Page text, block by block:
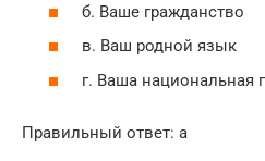
б. Ваше гражданство
в. Ваш родной язык
г. Ваша национальная
Правильный ответ: а